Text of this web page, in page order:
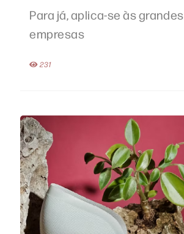
Para já, aplica-se às grandes
empresas
231